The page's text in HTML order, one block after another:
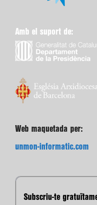
Amb el suport de:
Web maquetada per:
unmon-informatic.com
Subscriu-te